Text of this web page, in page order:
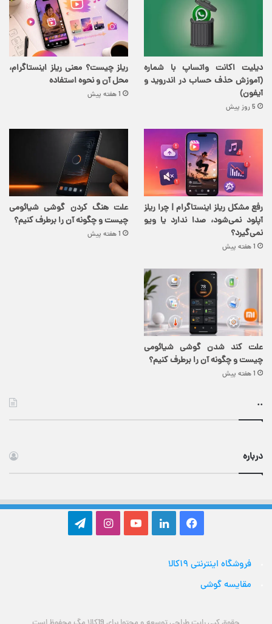
دیلیت اکانت واتساپ با شماره
(آموزش حذف حساب در اندروید و
آیفون)
5 روز پیش
ریلز چیست؟ معنی ریلز اینستاگرام،
محل آن و نحوه استفاده
1 هفته پیش
رفع مشکل ریلز اینستاگرام | چرا ریلز
آپلود نمی‌شود، صدا ندارد یا ویو
نمی‌گیرد؟
1 هفته پیش
علت هنگ کردن گوشی شیائومی
چیست و چگونه آن را برطرف کنیم؟
1 هفته پیش
علت کند شدن گوشی شیائومی
چیست و چگونه آن را برطرف کنیم؟
1 هفته پیش
..
درباره
فیس
لینکدین یوتیوب اینستاگرام
فروشگاه اینترنتی ۱۹کالا
مقایسه گوشی